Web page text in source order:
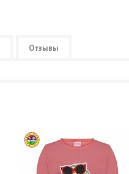
Отзывы